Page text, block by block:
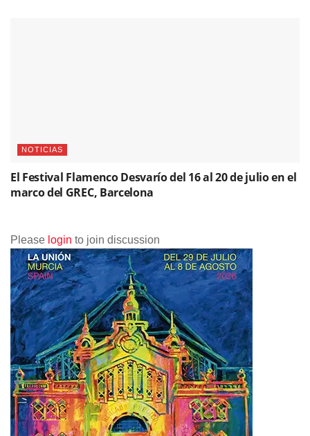
NOTICIAS
El Festival Flamenco Desvarío del 16 al 20 de julio en el
marco del GREC, Barcelona
Please login to join discussion